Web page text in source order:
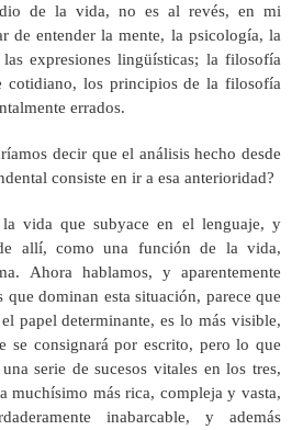
de la vida, no es al revés, en mi
de entender la mente, la psicología, la
expresiones lingüísticas; la filosofía
cotidiano, los principios de la filosofía
errados.
decir que el análisis hecho desde
consiste en ir a esa anterioridad?
vida que subyace en el lenguaje, y
allí, como una función de la vida,
Ahora hablamos, y aparentemente
que dominan esta situación, parece que
papel determinante, es lo más visible,
se consignará por escrito, pero lo que
serie de sucesos vitales en los tres,
muchísimo más rica, compleja y vasta,
inabarcable, y además